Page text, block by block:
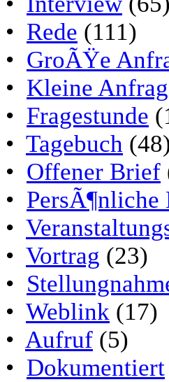
• Rede (111)
• GroÃŸe
• Kleine
• Fragestunde
• Tagebuch
• Offener Brief
•
•
• Vortrag (23)
•
• Weblink (17)
• Aufruf (5)
• Dokumentiert